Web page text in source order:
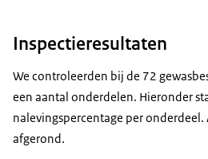
Inspectieresultaten
We controleerden bij de 72
een aantal onderdelen. Hieronder
nalevingspercentage per onderdeel.
afgerond.